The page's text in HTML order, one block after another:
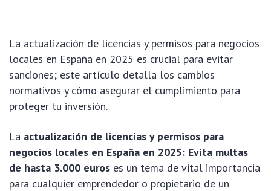
La actualización de licencias y permisos para negocios
locales en España en 2025 es crucial para evitar
sanciones; este artículo detalla los cambios
normativos y cómo asegurar el cumplimiento para
proteger tu inversión.
La actualización de licencias y permisos para
negocios locales en España en 2025: Evita multas
de hasta 3.000 euros es un tema de vital importancia
para cualquier emprendedor o propietario de un